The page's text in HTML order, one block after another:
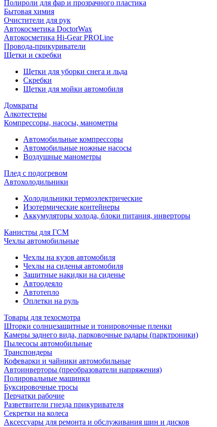
Полироли для фар и прозрачного пластика
Бытовая химия
Очистители для рук
Автокосметика DoctorWax
Автокосметика Hi-Gear PROLine
Провода-прикуриватели
Щетки и скребки
Щетки для уборки снега и льда
Скребки
Щетки для мойки автомобиля
Домкраты
Алкотестеры
Компрессоры, насосы, манометры
Автомобильные компрессоры
Автомобильные ножные насосы
Воздушные манометры
Плед с подогревом
Автохолодильники
Холодильники термоэлектрические
Изотермические контейнеры
Аккумуляторы холода, блоки питания, инверторы
Канистры для ГСМ
Чехлы автомобильные
Чехлы на кузов автомобиля
Чехлы на сиденья автомобиля
Защитные накидки на сиденье
Автоодеяло
Автотепло
Оплетки на руль
Товары для техосмотра
Шторки солнцезащитные и тонировочные пленки
Камеры заднего вида, парковочные радары (парктроники)
Пылесосы автомобильные
Транспондеры
Кофеварки и чайники автомобильные
Автоинверторы (преобразователи напряжения)
Полировальные машинки
Буксировочные тросы
Перчатки рабочие
Разветвители гнезда прикуривателя
Секретки на колеса
Аксессуары для ремонта и обслуживания ‎шин и дисков